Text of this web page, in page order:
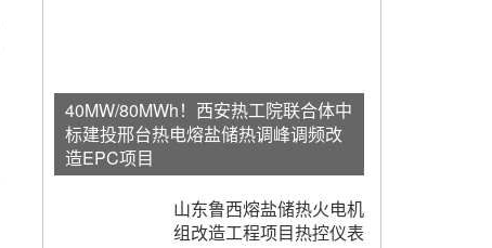
40MW/80MWh！西安热工院联合体中
标建投邢台热电熔盐储热调峰调频改
造EPC项目
山东鲁西熔盐储热火电机
组改造工程项目热控仪表